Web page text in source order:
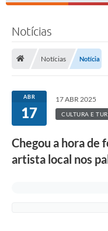
Notícias
Notícias Notícia
ABR
17
17 ABR 2025
CULTURA E
Chegou a hora de
artista local nos